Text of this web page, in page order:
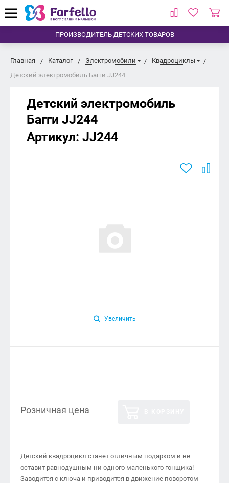
ПРОИЗВОДИТЕЛЬ ДЕТСКИХ ТОВАРОВ
Главная Каталог Электромобили
Квадроциклы
Детский электромобиль Багги JJ244
Детский электромобиль
Багги JJ244
Артикул: JJ244
Увеличить
Розничная цена
Детский квадроцикл станет отличным подарком и не
оставит равнодушным ни одного маленького гонщика!
Заводится с ключа и приводится в движение поворотом